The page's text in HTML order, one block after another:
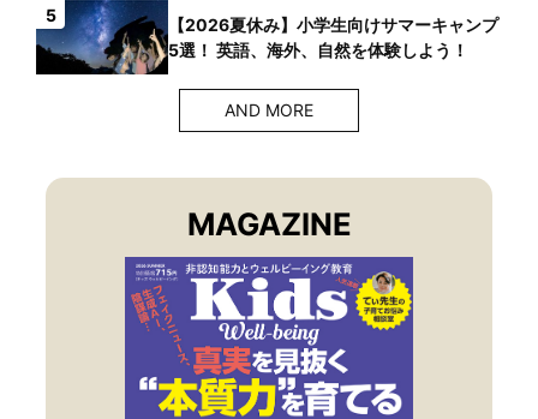
5
【2026夏休み】小学生向けサマーキャンプ
5選！ 英語、海外、自然を体験しよう！
AND MORE
MAGAZINE